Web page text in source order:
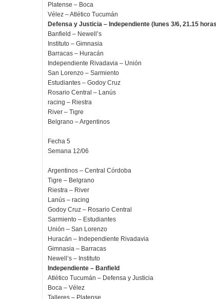
Platense – Boca
Vélez – Atlético Tucumán
Defensa y Justicia – Independiente (lunes 3/6, 21.15
Banfield – Newell’s
Instituto – Gimnasia
Barracas – Huracán
Independiente Rivadavia – Unión
San Lorenzo – Sarmiento
Estudiantes – Godoy Cruz
Rosario Central – Lanús
racing – Riestra
River – Tigre
Belgrano – Argentinos
Fecha 5
Semana 12/06
Argentinos – Central Córdoba
Tigre – Belgrano
Riestra – River
Lanús – racing
Godoy Cruz – Rosario Central
Sarmiento – Estudiantes
Unión – San Lorenzo
Huracán – Independiente Rivadavia
Gimnasia – Barracas
Newell’s – Instituto
Independiente – Banfield
Atlético Tucumán – Defensa y Justicia
Boca – Vélez
Talleres – Platense